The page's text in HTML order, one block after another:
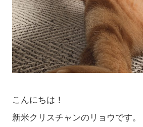
こんにちは！
新米クリスチャンのリョウです。